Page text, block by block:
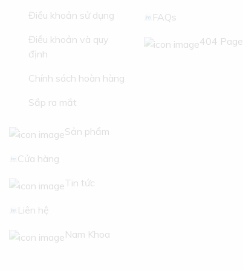
Điều khoản sử dụng
Điều khoản và quy
định
Chính sách hoàn hàng
Sắp ra mắt
Sản phẩm
Cửa hàng
Tin tức
Liên hệ
Nam Khoa
FAQs
404 Page